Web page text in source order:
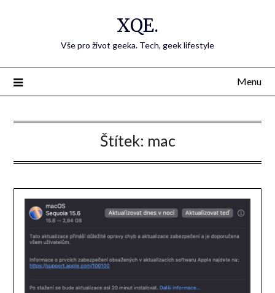
XQE.
Vše pro život geeka. Tech, geek lifestyle
Menu
Štítek: mac